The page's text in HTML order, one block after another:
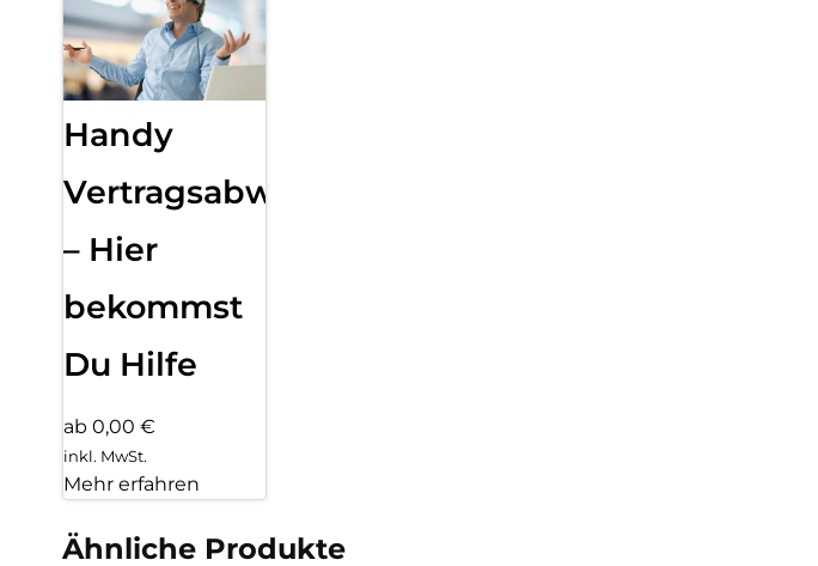
Handy
Vertragsabwicklung
– Hier
bekommst
Du Hilfe
ab 0,00 €
inkl. MwSt.
Mehr erfahren
Ähnliche Produkte